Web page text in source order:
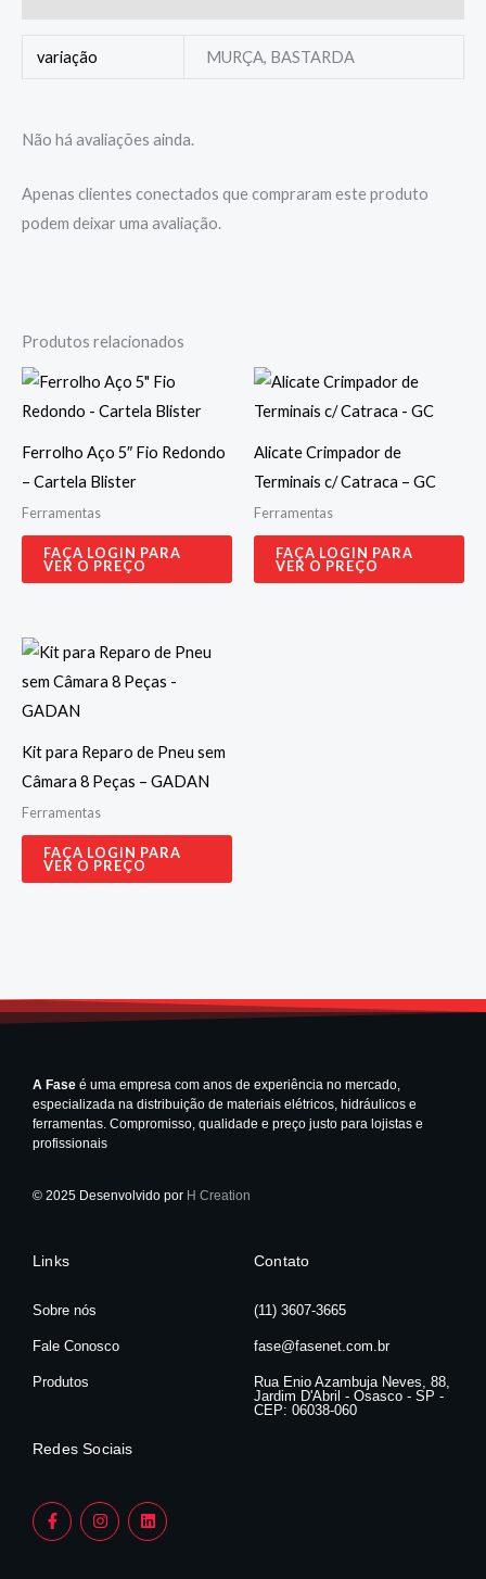
variação MURÇA, BASTARDA
Não há avaliações ainda.
Apenas clientes conectados que compraram este produto
podem deixar uma avaliação.
Produtos relacionados
Ferrolho Aço 5″ Fio Redondo
– Cartela Blister
Ferramentas
FAÇA LOGIN PARA
VER O PREÇO
Alicate Crimpador de
Terminais c/ Catraca – GC
Ferramentas
FAÇA LOGIN PARA
VER O PREÇO
Kit para Reparo de Pneu sem
Câmara 8 Peças – GADAN
Ferramentas
FAÇA LOGIN PARA
VER O PREÇO
A Fase é uma empresa com anos de experiência no mercado,
especializada na distribuição de materiais elétricos, hidráulicos e
ferramentas. Compromisso, qualidade e preço justo para lojistas e
profissionais
© 2025 Desenvolvido por H Creation
Links
Sobre nós
Fale Conosco
Produtos
Contato
(11) 3607-3665
fase@fasenet.com.br
Rua Enio Azambuja Neves, 88,
Jardim D'Abril - Osasco - SP -
CEP: 06038-060
Redes Sociais
a
c
e
n
s
t
i
n
k